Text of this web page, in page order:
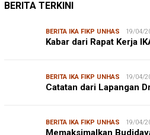
BERITA TERKINI
BERITA IKA FIKP UNHAS 19/04/
Kabar dari Rapat Kerja
BERITA IKA FIKP UNHAS 19/04/
Catatan dari Lapangan
BERITA IKA FIKP UNHAS 19/04/
Memaksimalkan